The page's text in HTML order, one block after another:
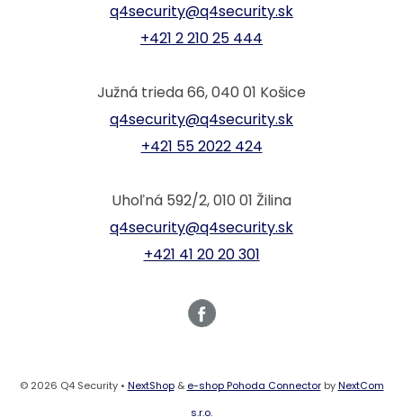
q4security@q4security.sk
+421 2 210 25 444
Južná trieda 66, 040 01 Košice
q4security@q4security.sk
+421 55 2022 424
Uhoľná 592/2, 010 01 Žilina
q4security@q4security.sk
+421 41 20 20 301
© 2026 Q4 Security • NextShop& e-shop Pohoda ConnectorbyNextCom
s.r.o.